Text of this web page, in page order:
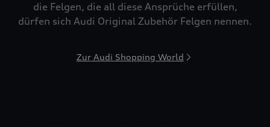
die Felgen, die all diese Ansprüche erfüllen,
dürfen sich Audi Original Zubehör Felgen nennen.
Zur Audi Shopping World